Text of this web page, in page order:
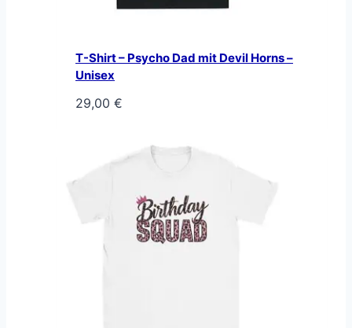
T-Shirt – Psycho Dad mit Devil Horns –
Unisex
29,00 €